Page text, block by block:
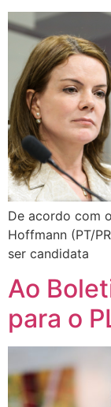
De acordo com
Hoffmann (PT/
ser candidata
Ao
para o